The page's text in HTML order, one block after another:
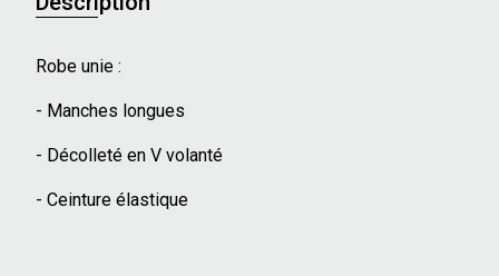
Robe unie :
- Manches longues
- Décolleté en V volanté
- Ceinture élastique